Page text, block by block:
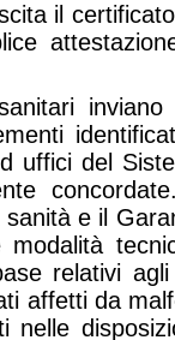
il
uffici del
e il
modalità
relativi
affetti da
nelle